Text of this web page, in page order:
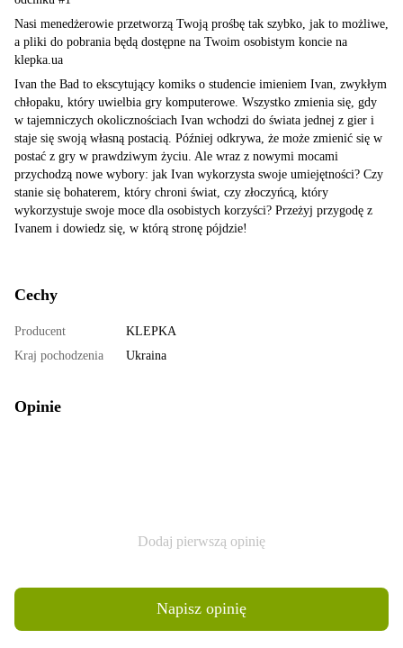
Nasi menedżerowie przetworzą Twoją prośbę tak szybko, jak to możliwe,
a pliki do pobrania będą dostępne na Twoim osobistym koncie na
klepka.ua
Ivan the Bad to ekscytujący komiks o studencie imieniem Ivan, zwykłym
chłopaku, który uwielbia gry komputerowe. Wszystko zmienia się, gdy
w tajemniczych okolicznościach Ivan wchodzi do świata jednej z gier i
staje się swoją własną postacią. Później odkrywa, że może zmienić się w
postać z gry w prawdziwym życiu. Ale wraz z nowymi mocami
przychodzą nowe wybory: jak Ivan wykorzysta swoje umiejętności? Czy
stanie się bohaterem, który chroni świat, czy złoczyńcą, który
wykorzystuje swoje moce dla osobistych korzyści? Przeżyj przygodę z
Ivanem i dowiedz się, w którą stronę pójdzie!
Cechy
Producent
KLEPKA
Kraj pochodzenia
Ukraina
Opinie
Dodaj pierwszą opinię
Napisz opinię